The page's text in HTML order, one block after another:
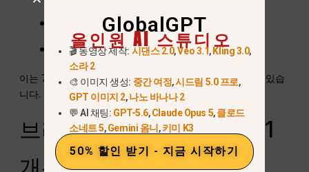
GPT‑5.1:2024년 6월
클로드 소네트 4.5:2025년 1월
이는 7개월의 차이로, 최첨단 기술 및 상태 평가와 관련이 있습
니다.
2025년 클로드 대 ChatGPT .
브라우저 자동화: GPT-5.1
GlobalGPT
올인원 AI 스튜디오
🎬 동영상 제작: 시댄스 2.0,Veo 3.1, Kling 3.0,
소라 2
🎨 이미지 생성: 중간 여정,시드림 5.0 프로,
GPT 이미지 2,나노 바나나 2
💬 AI 채팅: GPT-5.6,Claude Opus 5,클로드
소네트 5,Gemini 옴니 ,키미 K3
50% 할인 받기 - 지금 시작하기